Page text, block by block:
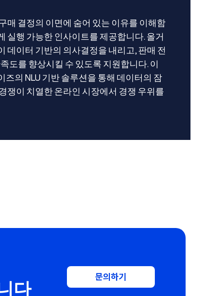
매 결정의 이면에 숨어 있는 이유를 이해함
실행 가능한 인사이트를 제공합니다. 올거
데이터 기반의 의사결정을 내리고, 판매 전
도를 향상시킬 수 있도록 지원합니다. 이
즈의 NLU 기반 솔루션을 통해 데이터의 잠
쟁이 치열한 온라인 시장에서 경쟁 우위를
다
문의하기